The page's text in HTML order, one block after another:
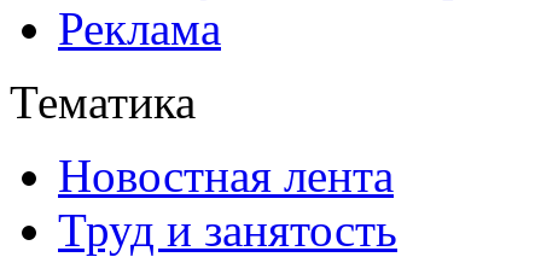
Реклама
Тематика
Новостная лента
Труд и занятость